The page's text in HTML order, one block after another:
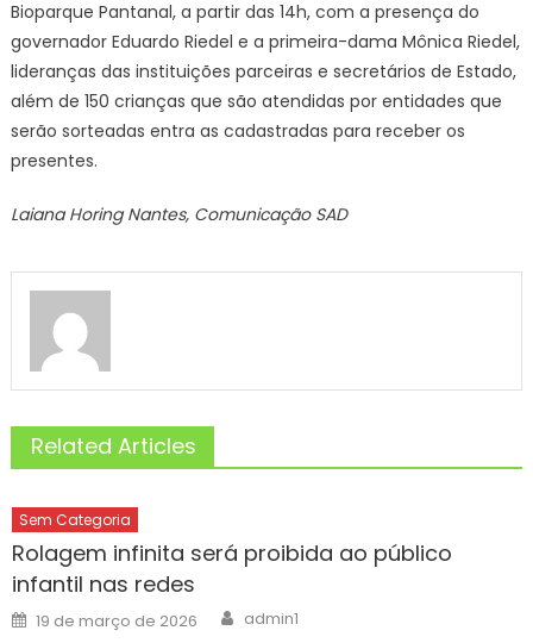
Bioparque Pantanal, a partir das 14h, com a presença do
governador Eduardo Riedel e a primeira-dama Mônica Riedel,
lideranças das instituições parceiras e secretários de Estado,
além de 150 crianças que são atendidas por entidades que
serão sorteadas entra as cadastradas para receber os
presentes.
Laiana Horing Nantes, Comunicação SAD
Related Articles
Sem Categoria
Rolagem infinita será proibida ao público
infantil nas redes
Posted
on
19 de março de 2026 Author
admin1